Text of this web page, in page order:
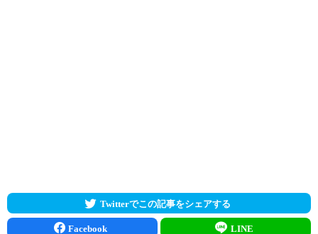
Twitterでこの記事をシェアする
Facebook LINE